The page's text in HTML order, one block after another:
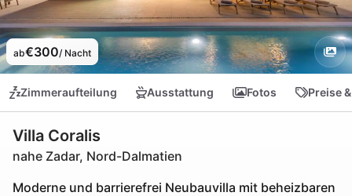
ab€300/ Nacht
Zimmeraufteilung Ausstattung Fotos Preise
Villa Coralis
nahe Zadar, Nord-Dalmatien
Moderne und barrierefrei Neubauvilla mit beheizbaren